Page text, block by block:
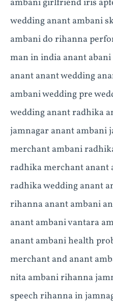
ambani girlfriend iris
wedding anant ambani
ambani do rihanna
man in india anant
anant anant wedding
ambani wedding pre
wedding anant radhika
jamnagar anant ambani
merchant ambani
radhika merchant
radhika wedding anant
rihanna anant ambani
anant ambani vantara
anant ambani health
merchant and anant
nita ambani rihanna
speech rihanna in